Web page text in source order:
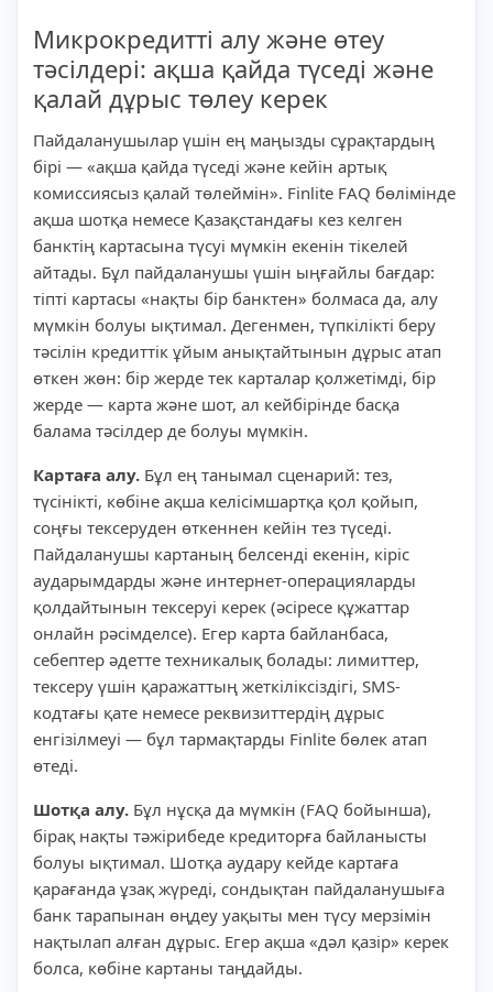
Микрокредитті алу және өтеу
тәсілдері: ақша қайда түседі және
қалай дұрыс төлеу керек
Пайдаланушылар үшін ең маңызды сұрақтардың
бірі — «ақша қайда түседі және кейін артық
комиссиясыз қалай төлеймін». Finlite FAQ бөлімінде
ақша шотқа немесе Қазақстандағы кез келген
банктің картасына түсуі мүмкін екенін тікелей
айтады. Бұл пайдаланушы үшін ыңғайлы бағдар:
тіпті картасы «нақты бір банктен» болмаса да, алу
мүмкін болуы ықтимал. Дегенмен, түпкілікті беру
тәсілін кредиттік ұйым анықтайтынын дұрыс атап
өткен жөн: бір жерде тек карталар қолжетімді, бір
жерде — карта және шот, ал кейбірінде басқа
балама тәсілдер де болуы мүмкін.
Картаға алу. Бұл ең танымал сценарий: тез,
түсінікті, көбіне ақша келісімшартқа қол қойып,
соңғы тексеруден өткеннен кейін тез түседі.
Пайдаланушы картаның белсенді екенін, кіріс
аударымдарды және интернет-операцияларды
қолдайтынын тексеруі керек (әсіресе құжаттар
онлайн рәсімделсе). Егер карта байланбаса,
себептер әдетте техникалық болады: лимиттер,
тексеру үшін қаражаттың жеткіліксіздігі, SMS-
кодтағы қате немесе реквизиттердің дұрыс
енгізілмеуі — бұл тармақтарды Finlite бөлек атап
өтеді.
Шотқа алу. Бұл нұсқа да мүмкін (FAQ бойынша),
бірақ нақты тәжірибеде кредиторға байланысты
болуы ықтимал. Шотқа аудару кейде картаға
қарағанда ұзақ жүреді, сондықтан пайдаланушыға
банк тарапынан өңдеу уақыты мен түсу мерзімін
нақтылап алған дұрыс. Егер ақша «дәл қазір» керек
болса, көбіне картаны таңдайды.